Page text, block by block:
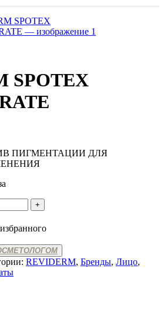
SPOTEX
ПИГМЕНТАЦИИ ДЛЯ
REVIDERM, Бренды, Лицо,